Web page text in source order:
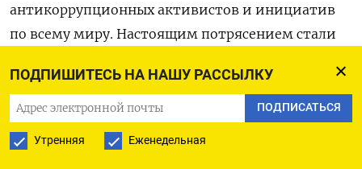
ПОДПИШИТЕСЬ НА НАШУ РАССЫЛКУ
ПОДПИСАТЬСЯ
Утренняя Еженедельная
антикоррупционных активистов и инициатив
по всему миру. Настоящим потрясением стали
Во-первых, было приостановлено действие
одного из самых эффективных
антикоррупционных актов — Закона